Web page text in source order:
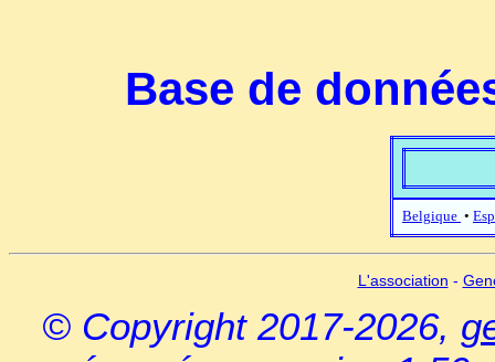
Base de
Belgique •
L'association -
© Copyright 2017-2026,